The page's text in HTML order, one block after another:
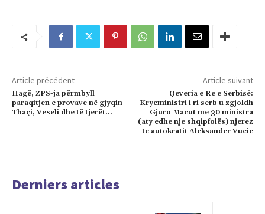
Article précédent
Hagë, ZPS-ja përmbyll
paraqitjen e provave në gjyqin
Thaçi, Veseli dhe të tjerët…
Article suivant
Qeveria e Re e Serbisë:
Kryeministri i ri serb u zgjoldh
Gjuro Macut me 30 ministra
(aty edhe nje shqipfolës) njerez
te autokratit Aleksander Vucic
Derniers articles